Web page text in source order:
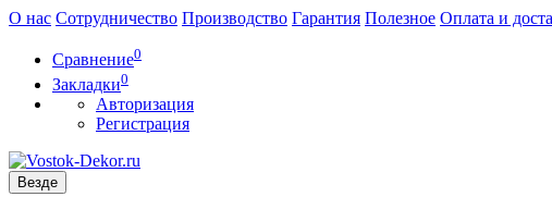
О нас Сотрудничество Производство Гарантия Полезное Оплата и
Сравнение0
Закладки0
Авторизация
Регистрация
Везде